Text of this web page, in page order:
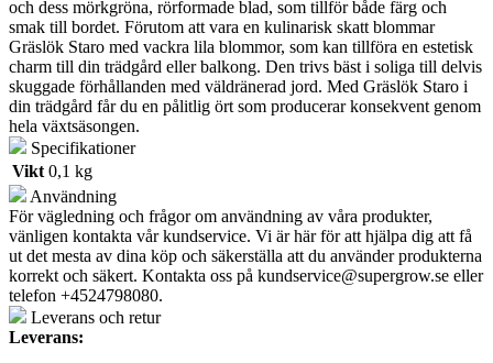
och dess mörkgröna, rörformade blad, som tillför både färg och
smak till bordet. Förutom att vara en kulinarisk skatt blommar
Gräslök Staro med vackra lila blommor, som kan tillföra en estetisk
charm till din trädgård eller balkong. Den trivs bäst i soliga till delvis
skuggade förhållanden med väldränerad jord. Med Gräslök Staro i
din trädgård får du en pålitlig ört som producerar konsekvent genom
hela växtsäsongen.
Specifikationer
Vikt 0,1 kg
Användning
För vägledning och frågor om användning av våra produkter,
vänligen kontakta vår kundservice. Vi är här för att hjälpa dig att få
ut det mesta av dina köp och säkerställa att du använder produkterna
korrekt och säkert. Kontakta oss på kundservice@supergrow.se eller
telefon +4524798080.
Leverans och retur
Leverans: